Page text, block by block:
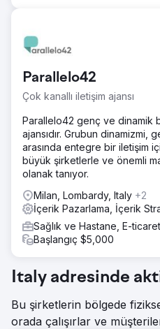
ayda 650 satış - Üçüncü
Clutch'taki müşteri
üzerinde bir ortalamaya ulaştı
Ajans
Parallelo42
Çok kanallı iletişim ajansı
Parallelo42 genç ve dinamik
ajansıdır. Grubun
arasında entegre bir iletişim
büyük şirketlerle ve önemli
olanak tanıyor.
Milan, Lombardy, Italy +2
İçerik Pazarlama, İçerik
Sağlık ve Hastane, E-ticaret
Başlangıç $5,000
Italy adresinde
Bu şirketlerin bölgede
orada çalışırlar ve